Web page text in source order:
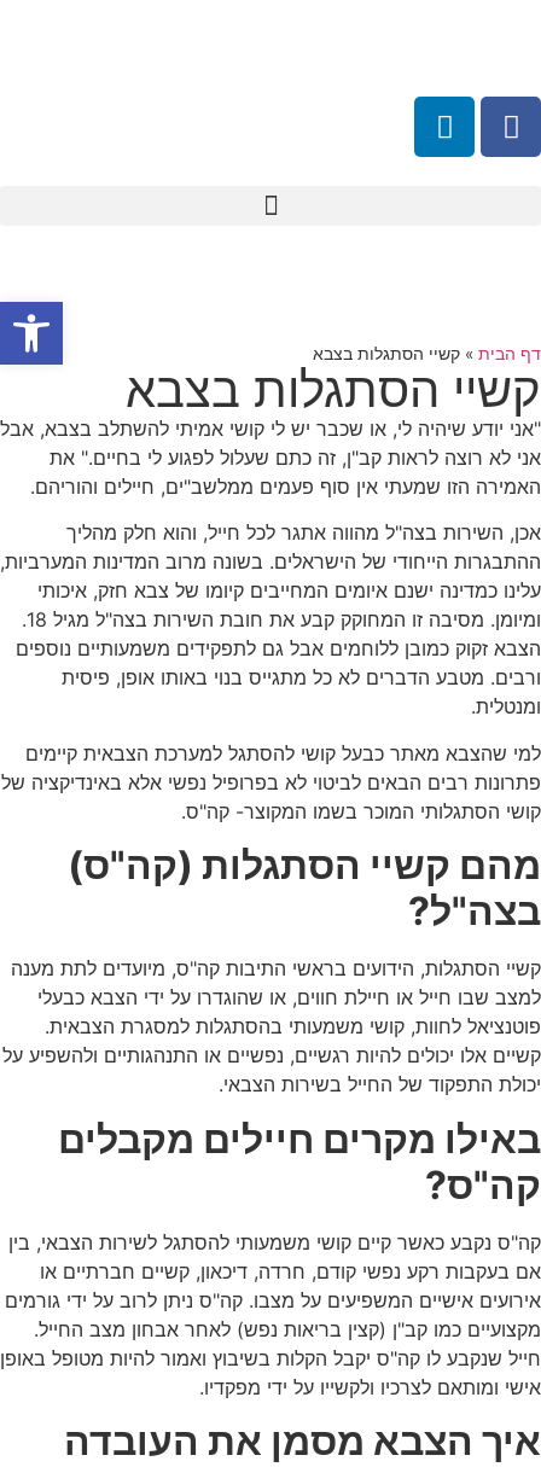
דף הבית » קשיי הסתגלות בצבא
קשיי הסתגלות בצבא
"אני יודע שיהיה לי, או שכבר יש לי קושי אמיתי להשתלב בצבא, אבל
אני לא רוצה לראות קב"ן, זה כתם שעלול לפגוע לי בחיים." את
האמירה הזו שמעתי אין סוף פעמים ממלשב"ים, חיילים והוריהם.
אכן, השירות בצה"ל מהווה אתגר לכל חייל, והוא חלק מהליך
ההתבגרות הייחודי של הישראלים. בשונה מרוב המדינות המערביות,
עלינו כמדינה ישנם איומים המחייבים קיומו של צבא חזק, איכותי
ומיומן. מסיבה זו המחוקק קבע את חובת השירות בצה"ל מגיל 18.
הצבא זקוק כמובן ללוחמים אבל גם לתפקידים משמעותיים נוספים
ורבים. מטבע הדברים לא כל מתגייס בנוי באותו אופן, פיסית
ומנטלית.
למי שהצבא מאתר כבעל קושי להסתגל למערכת הצבאית קיימים
פתרונות רבים הבאים לביטוי לא בפרופיל נפשי אלא באינדיקציה של
קושי הסתגלותי המוכר בשמו המקוצר- קה"ס.
מהם קשיי הסתגלות (קה"ס)
בצה"ל?
קשיי הסתגלות, הידועים בראשי התיבות קה"ס, מיועדים לתת מענה
למצב שבו חייל או חיילת חווים, או שהוגדרו על ידי הצבא כבעלי
פוטנציאל לחוות, קושי משמעותי בהסתגלות למסגרת הצבאית.
קשיים אלו יכולים להיות רגשיים, נפשיים או התנהגותיים ולהשפיע על
יכולת התפקוד של החייל בשירות הצבאי.
באילו מקרים חיילים מקבלים
קה"ס?
קה"ס נקבע כאשר קיים קושי משמעותי להסתגל לשירות הצבאי, בין
אם בעקבות רקע נפשי קודם, חרדה, דיכאון, קשיים חברתיים או
אירועים אישיים המשפיעים על מצבו. קה"ס ניתן לרוב על ידי גורמים
מקצועיים כמו קב"ן (קצין בריאות נפש) לאחר אבחון מצב החייל.
חייל שנקבע לו קה"ס יקבל הקלות בשיבוץ ואמור להיות מטופל באופן
אישי ומותאם לצרכיו ולקשייו על ידי מפקדיו.
איך הצבא מסמן את העובדה
פתח